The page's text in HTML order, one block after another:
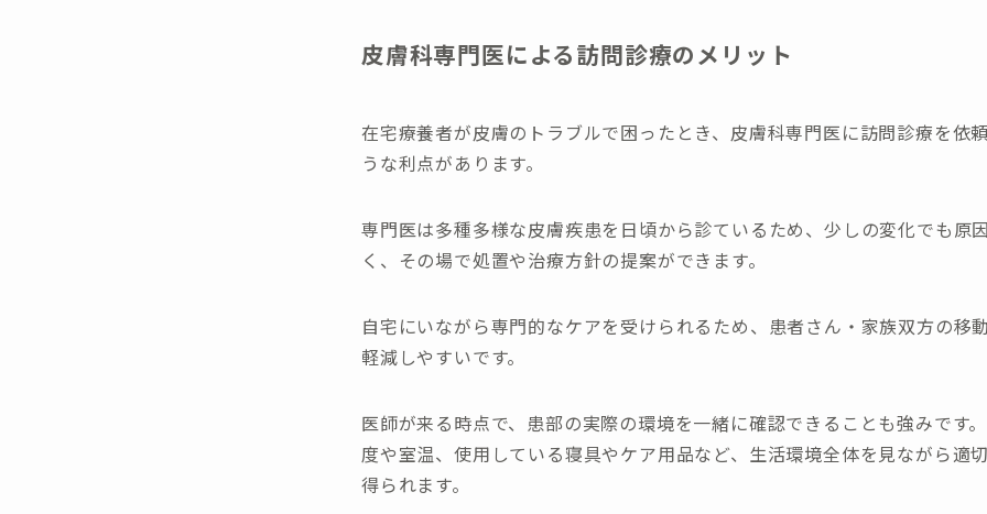
皮膚科専門医による訪問診療のメリット
在宅療養者が皮膚のトラブルで困ったとき、皮膚科専門医に訪問診療を依
うな利点があります。
専門医は多種多様な皮膚疾患を日頃から診ているため、少しの変化でも原
く、その場で処置や治療方針の提案ができます。
自宅にいながら専門的なケアを受けられるため、患者さん・家族双方の移
軽減しやすいです。
医師が来る時点で、患部の実際の環境を一緒に確認できることも強みです
度や室温、使用している寝具やケア用品など、生活環境全体を見ながら適
得られます。